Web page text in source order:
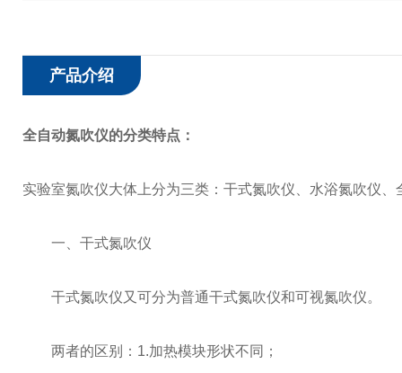
产品介绍
全自动氮吹仪的分类特点：
实验室氮吹仪大体上分为三类：干式氮吹仪、水浴氮吹仪、
一、干式氮吹仪
干式氮吹仪又可分为普通干式氮吹仪和可视氮吹仪。
两者的区别：1.加热模块形状不同；